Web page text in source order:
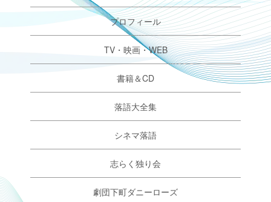
プロフィール
TV・映画・WEB
書籍＆CD
落語大全集
シネマ落語
志らく独り会
劇団下町ダニーローズ